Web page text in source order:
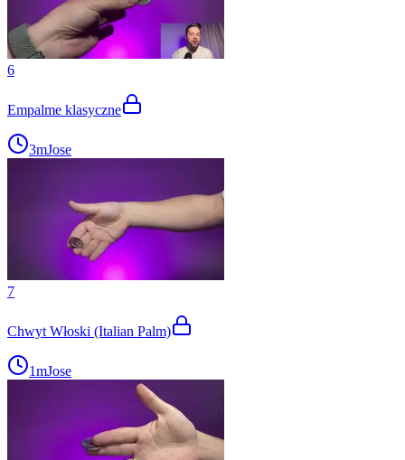
6
Empalme klasyczne
3mJose
7
Chwyt Włoski (Italian Palm)
1mJose